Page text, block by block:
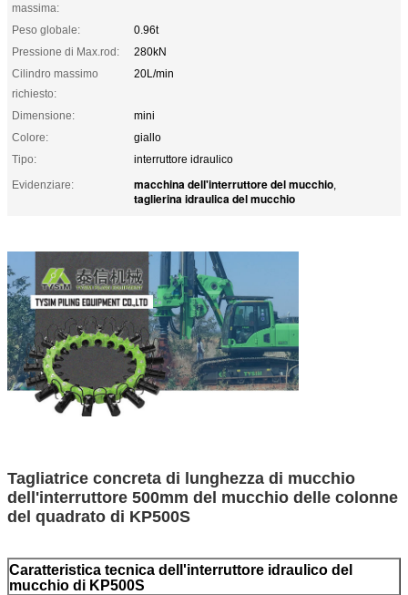
massima:
Peso globale:
0.96t
Pressione di Max.rod:
280kN
Cilindro massimo
richiesto:
20L/min
Dimensione:
mini
Colore:
giallo
Tipo:
interruttore idraulico
Evidenziare:
macchina dell'interruttore del mucchio,
taglierina idraulica del mucchio
Tagliatrice concreta di lunghezza di mucchio
dell'interruttore 500mm del mucchio delle colonne
del quadrato di KP500S
Caratteristica tecnica dell'interruttore idraulico del
mucchio di KP500S